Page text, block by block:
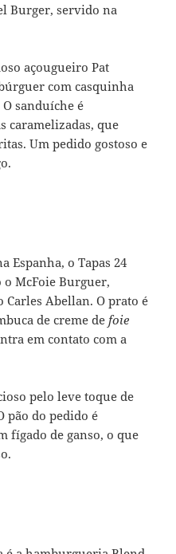
Burger, servido na
açougueiro Pat
com casquinha
sanduíche é
caramelizadas, que
Um pedido gostoso e
Espanha, o Tapas 24
McFoie Burguer,
Carles Abellan. O prato é
de creme de foie
em contato com a
pelo leve toque de
pão do pedido é
fígado de ganso, o que